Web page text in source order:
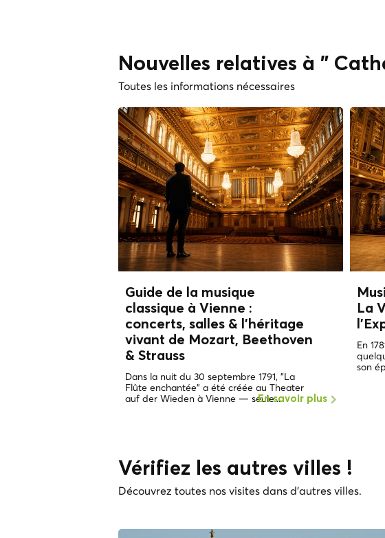
Nouvelles relatives à "
Toutes les informations nécessaires
Guide de la musique
classique à Vienne :
concerts, salles & l’héritage
vivant de Mozart, Beethoven
& Strauss
Dans la nuit du 30 septembre 1791, "La
Flûte enchantée" a été créée au Theater
auf der Wieden à Vienne — seule...En savoir plus
La
En
son
Vérifiez les autres villes !
Découvrez toutes nos visites dans d'autres villes.